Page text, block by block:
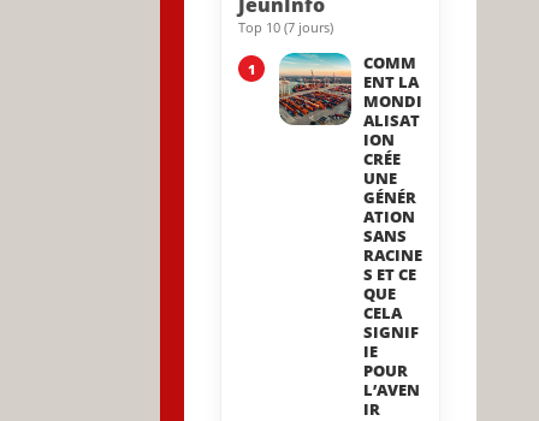
Top 10 (7 jours)
1
COMM
ENT LA
MONDI
ALISAT
ION
CRÉE
UNE
GÉNÉR
ATION
SANS
RACINE
S ET CE
QUE
CELA
SIGNIF
IE
POUR
L’AVEN
IR